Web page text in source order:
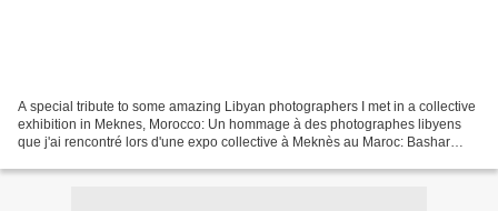
A special tribute to some amazing Libyan photographers I met in a collective
exhibition in Meknes, Morocco: Un hommage à des photographes libyens
que j'ai rencontré lors d'une expo collective à Meknès au Maroc: Bashar